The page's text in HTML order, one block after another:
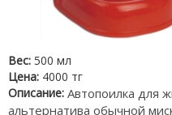
Вес: 500 мл
Цена: 4000 тг
Описание: Автопоилка для
альтернатива обычной